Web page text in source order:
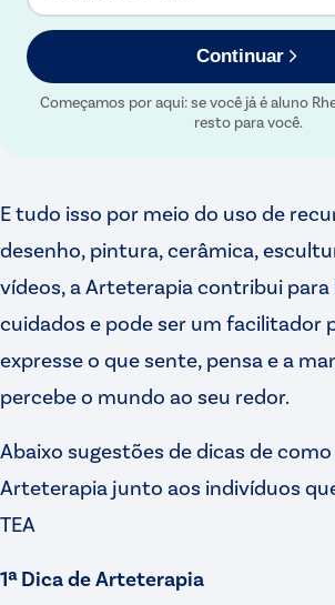
Continuar
Começamos por aqui: se você já é aluno
resto para você.
E tudo isso por meio do uso de
desenho, pintura, cerâmica,
vídeos, a Arteterapia contribui para
cuidados e pode ser um facilitador
expresse o que sente, pensa e a
percebe o mundo ao seu redor.
Abaixo sugestões de dicas de
Arteterapia junto aos indivíduos
TEA
1ª Dica de Arteterapia